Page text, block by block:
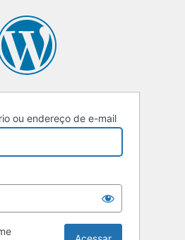
ou endereço de e-mail